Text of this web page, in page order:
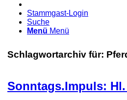
Stammgast-Login
Suche
Menü Menü
Schlagwortarchiv für:
Sonntags.Impuls: